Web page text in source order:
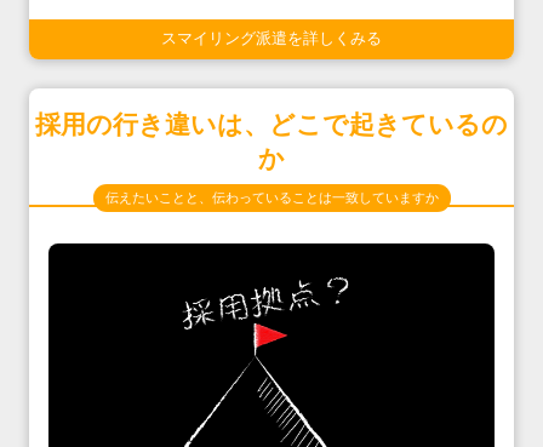
スマイリング派遣を詳しくみる
採用の行き違いは、どこで起きているの
か
伝えたいことと、伝わっていることは一致していますか